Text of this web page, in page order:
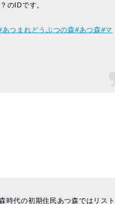
のIDです。
あつまれどうぶつの森#あつ森#マ
時代の初期住民あつ森ではリスト